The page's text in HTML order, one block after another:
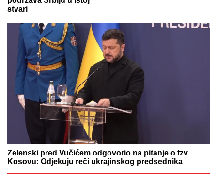
stvari
Zelenski pred Vučićem odgovorio na pitanje o tzv.
Kosovu: Odjekuju reči ukrajinskog predsednika